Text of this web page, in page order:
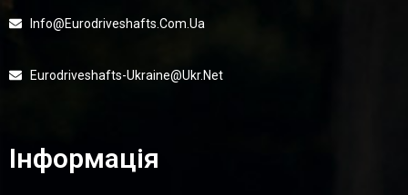
Info@eurodriveshafts.com.ua
Eurodriveshafts-Ukraine@ukr.net
Інформація